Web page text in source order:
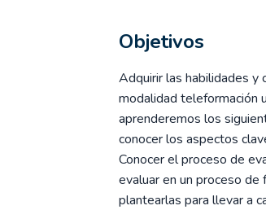
Objetivos
Adquirir las habilidades y
modalidad teleformación
aprenderemos los
conocer los aspectos
Conocer el proceso de
evaluar en un proceso
plantearlas para llevar a